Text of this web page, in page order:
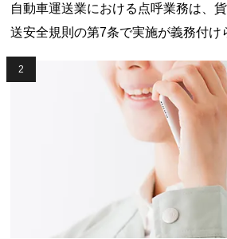
自動車運送業における点呼業務は、
送安全規則の第7条で実施が義務付け
は対面で実施しなければなりません
高度化によって対面点呼や電話点呼
が実施できるようになりました。法
る一方で、守っていない運送事業者
す。国土交通省近畿運輸局が令和6年
た、令和5年度「自動車運送事業者に
果」の内容分析結果によると、運送
は点呼だと判明しています。そこで
2